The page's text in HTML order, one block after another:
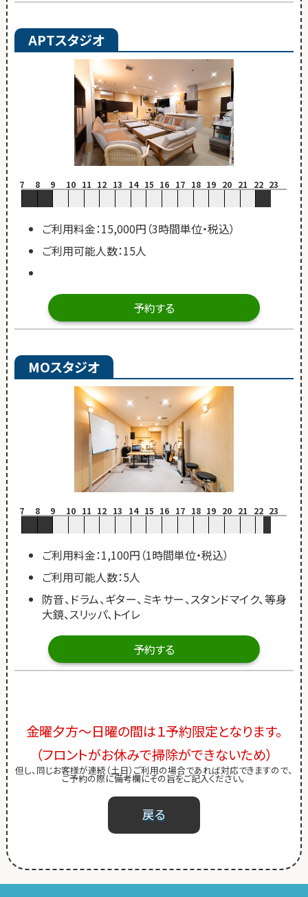
APTスタジオ
7 8 9 10 11 12 13 14 15 16 17 18 19 20 21 22 23
ご利用料金：15,000円（3時間単位・税込）
ご利用可能人数：15人
予約する
MOスタジオ
7 8 9 10 11 12 13 14 15 16 17 18 19 20 21 22 23
ご利用料金：1,100円（1時間単位・税込）
ご利用可能人数：5人
防音、ドラム、ギター、ミキサー、スタンドマイク、等身
大鏡、スリッパ、トイレ
予約する
金曜夕方～日曜の間は１予約限定となります。
（フロントがお休みで掃除ができないため）
但し、同じお客様が連続（土日）ご利用の場合であれば対応できますので、
ご予約の際に備考欄にその旨をご記入ください。
戻る